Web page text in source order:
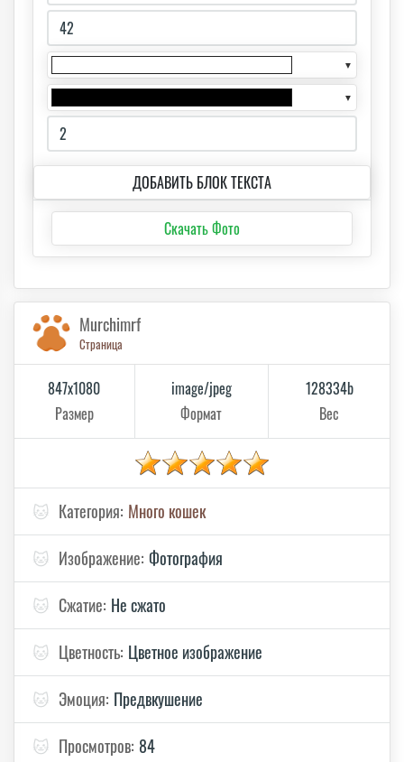
▼
▼
ДОБАВИТЬ БЛОК ТЕКСТА
Скачать Фото
Murchimrf
Страница
847x1080
Размер
image/jpeg
Формат
128334b
Вес
🐱 Категория: Много кошек
🐱 Изображение: Фотография
🐱 Сжатие: Не сжато
🐱 Цветность: Цветное изображение
🐱 Эмоция: Предвкушение
🐱 Просмотров: 84